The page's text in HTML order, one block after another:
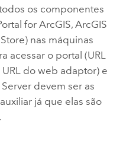
os componentes
for ArcGIS, ArcGIS
) nas máquinas
acessar o portal (URL
do web adaptor) e
devem ser as
já que elas são